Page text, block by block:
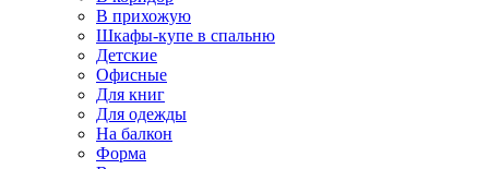
В прихожую
Шкафы-купе в спальню
Детские
Офисные
Для книг
Для одежды
На балкон
Форма